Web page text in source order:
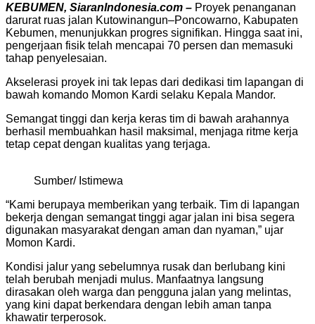
KEBUMEN, SiaranIndonesia.com – Proyek penanganan
darurat ruas jalan Kutowinangun–Poncowarno, Kabupaten
Kebumen, menunjukkan progres signifikan. Hingga saat ini,
pengerjaan fisik telah mencapai 70 persen dan memasuki
tahap penyelesaian.
Akselerasi proyek ini tak lepas dari dedikasi tim lapangan di
bawah komando Momon Kardi selaku Kepala Mandor.
Semangat tinggi dan kerja keras tim di bawah arahannya
berhasil membuahkan hasil maksimal, menjaga ritme kerja
tetap cepat dengan kualitas yang terjaga.
Sumber/ Istimewa
“Kami berupaya memberikan yang terbaik. Tim di lapangan
bekerja dengan semangat tinggi agar jalan ini bisa segera
digunakan masyarakat dengan aman dan nyaman,” ujar
Momon Kardi.
Kondisi jalur yang sebelumnya rusak dan berlubang kini
telah berubah menjadi mulus. Manfaatnya langsung
dirasakan oleh warga dan pengguna jalan yang melintas,
yang kini dapat berkendara dengan lebih aman tanpa
khawatir terperosok.